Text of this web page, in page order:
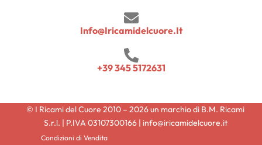
Info@iricamidelcuore.it
+39 345 5172631
© I Ricami del Cuore 2010 – 2026 un marchio di B.M. Ricami
S.r.l. | P.IVA 03107300166 | info@iricamidelcuore.it
Condizioni di Vendita